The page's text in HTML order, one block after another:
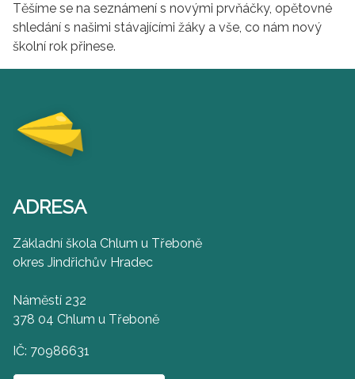
Těšíme se na seznámení s novými prvňáčky, opětovné
shledání s našimi stávajícími žáky a vše, co nám nový
školní rok přinese.
ADRESA
Základní škola Chlum u Třeboně
okres Jindřichův Hradec
Náměstí 232
378 04 Chlum u Třeboně
IČ: 70986631